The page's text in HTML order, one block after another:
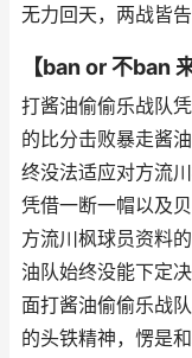
无力回天，两战皆
【ban or 不ban
打酱油偷偷乐战队
的比分击败暴走酱
终没法适应对方流
凭借一断一帽以及
方流川枫球员资料
油队始终没能下定
面打酱油偷偷乐战
的头铁精神，愣是